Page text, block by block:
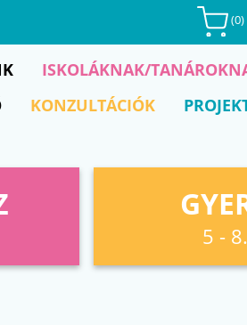
(0)
ISKOLÁKNAK/
KONZULTÁCIÓK
5 -